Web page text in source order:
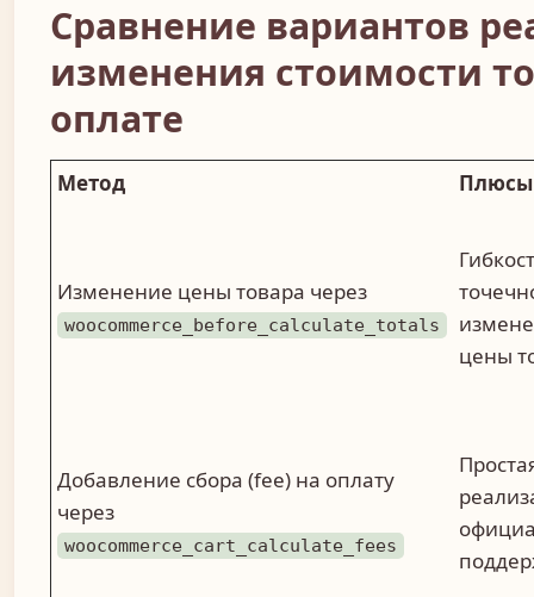
Сравнение вариантов
изменения стоимости
оплате
Метод Плюсы
Изменение цены товара через
woocommerce_before_calculate_totals
цены
Добавление сбора (fee) на оплату
через
woocommerce_cart_calculate_fees